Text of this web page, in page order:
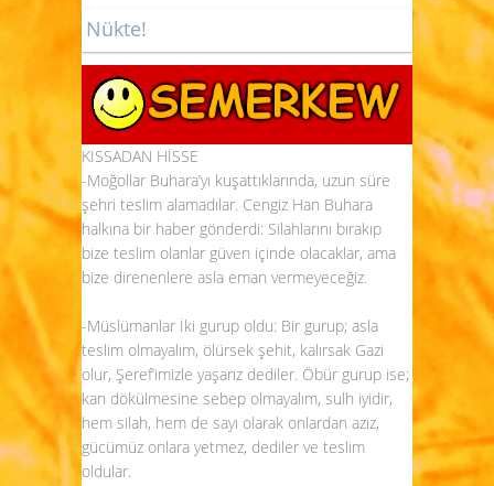
Nükte!
KISSADAN HİSSE
-Moğollar Buhara’yı kuşattıklarında, uzun süre
şehri teslim alamadılar. Cengiz Han Buhara
halkına bir haber gönderdi: Silahlarını bırakıp
bize teslim olanlar güven içinde olacaklar, ama
bize direnenlere asla eman vermeyeceğiz.
-Müslümanlar İki gurup oldu: Bir gurup; asla
teslim olmayalım, ölürsek şehit, kalırsak Gazi
olur, Şeref’imizle yaşarız dediler. Öbür gurup ise;
kan dökülmesine sebep olmayalım, sulh iyidir,
hem silah, hem de sayı olarak onlardan azız,
gücümüz onlara yetmez, dediler ve teslim
oldular.